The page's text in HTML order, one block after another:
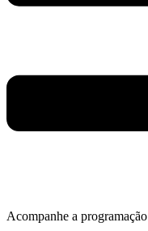
Acompanhe a programação